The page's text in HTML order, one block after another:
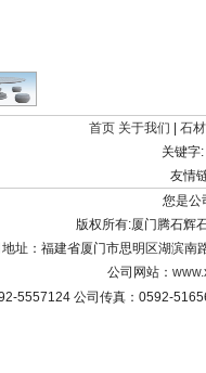
首页 关于我们
石
关键字:
友
您是公
版权所有:厦门腾石辉
地址：福建省厦门市思明区湖滨
公司网站：
5557124 公司传真：0592-